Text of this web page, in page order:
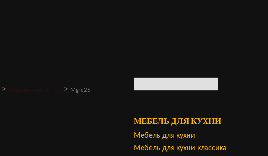
> Классический стиль > Mgrc25
МЕБЕЛЬ ДЛЯ КУХНИ
Мебель для кухни
Мебель для кухни классика